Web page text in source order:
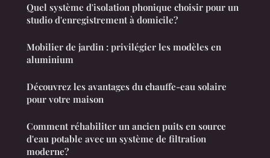
Quel système d'isolation phonique choisir pour un
studio d'enregistrement à domicile?
Mobilier de jardin : privilégier les modèles en
aluminium
Découvrez les avantages du chauffe-eau solaire
pour votre maison
Comment réhabiliter un ancien puits en source
d'eau potable avec un système de filtration
moderne?